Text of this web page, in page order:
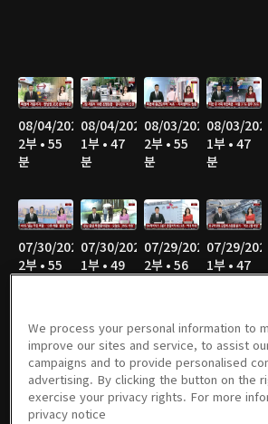
08/04/2026
2부 • 55
분
08/04/2026
1부 • 47
분
08/03/2026
2부 • 55
분
08/03/
1부 • 47
분
07/30/2026
2부 • 55
07/30/2026
1부 • 49
07/29/2026
2부 • 56
07/29/
1부 • 47
07/27/2026
2부 • 58
분
07/27/2026
1부 • 46
분
07/24/2026
2부 • 56
분
07/24/
1부 • 47
분
We process your personal information to
improve our sites and service, to assist
campaigns and to provide personalised
advertising. By clicking the button on the
exercise your privacy rights. For more
privacy notice